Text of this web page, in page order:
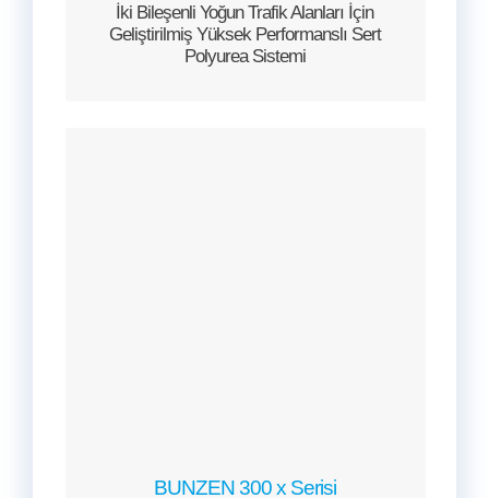
İki Bileşenli Yoğun Trafik Alanları İçin
Geliştirilmiş Yüksek Performanslı Sert
Polyurea Sistemi
BUNZEN 300 x Serisi